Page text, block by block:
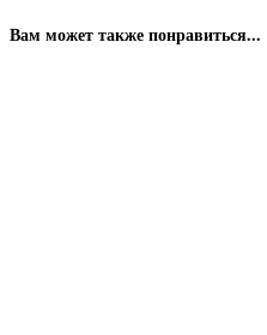
Вам может также понравиться...